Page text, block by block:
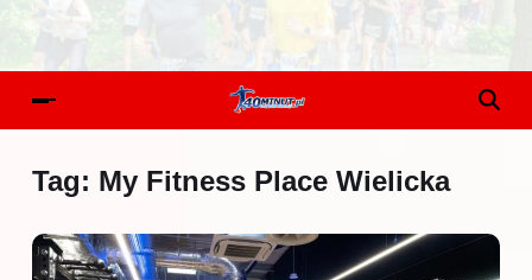
Tag: My Fitness Place Wielicka